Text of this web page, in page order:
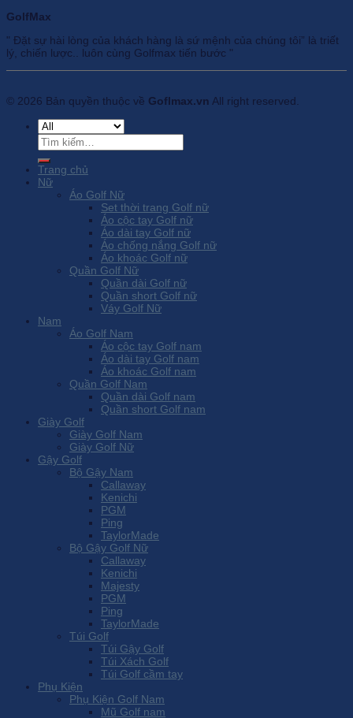
GolfMax
" Đặt sự hài lòng của khách hàng là sứ mệnh của chúng tôi” là triết
lý, chiến lược.. luôn cùng Golfmax tiến bước "
© 2026 Bản quyền thuộc về Goflmax.vn All right reserved.
Tìm
kiếm:
Trang chủ
Nữ
Áo Golf Nữ
Set thời trang Golf nữ
Áo cộc tay Golf nữ
Áo dài tay Golf nữ
Áo chống nắng Golf nữ
Áo khoác Golf nữ
Quần Golf Nữ
Quần dài Golf nữ
Quần short Golf nữ
Váy Golf Nữ
Nam
Áo Golf Nam
Áo cộc tay Golf nam
Áo dài tay Golf nam
Áo khoác Golf nam
Quần Golf Nam
Quần dài Golf nam
Quần short Golf nam
Giày Golf
Giày Golf Nam
Giày Golf Nữ
Gậy Golf
Bộ Gậy Nam
Callaway
Kenichi
PGM
Ping
TaylorMade
Bộ Gậy Golf Nữ
Callaway
Kenichi
Majesty
PGM
Ping
TaylorMade
Túi Golf
Túi Gậy Golf
Túi Xách Golf
Túi Golf cầm tay
Phụ Kiện
Phụ Kiện Golf Nam
Mũ Golf nam